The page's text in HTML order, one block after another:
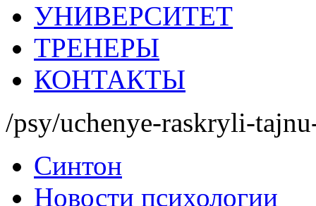
УНИВЕРСИТЕТ
ТРЕНЕРЫ
КОНТАКТЫ
/psy/uchenye-raskryli-
Синтон
Новости психологии